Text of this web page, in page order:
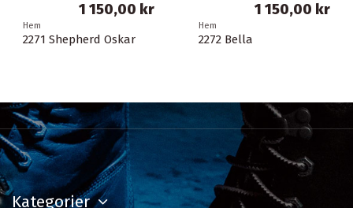
Hem
2272 Bella
1 150,00 kr
Hem
2271 Shepherd Oskar
1 150,00 kr
Kategorier